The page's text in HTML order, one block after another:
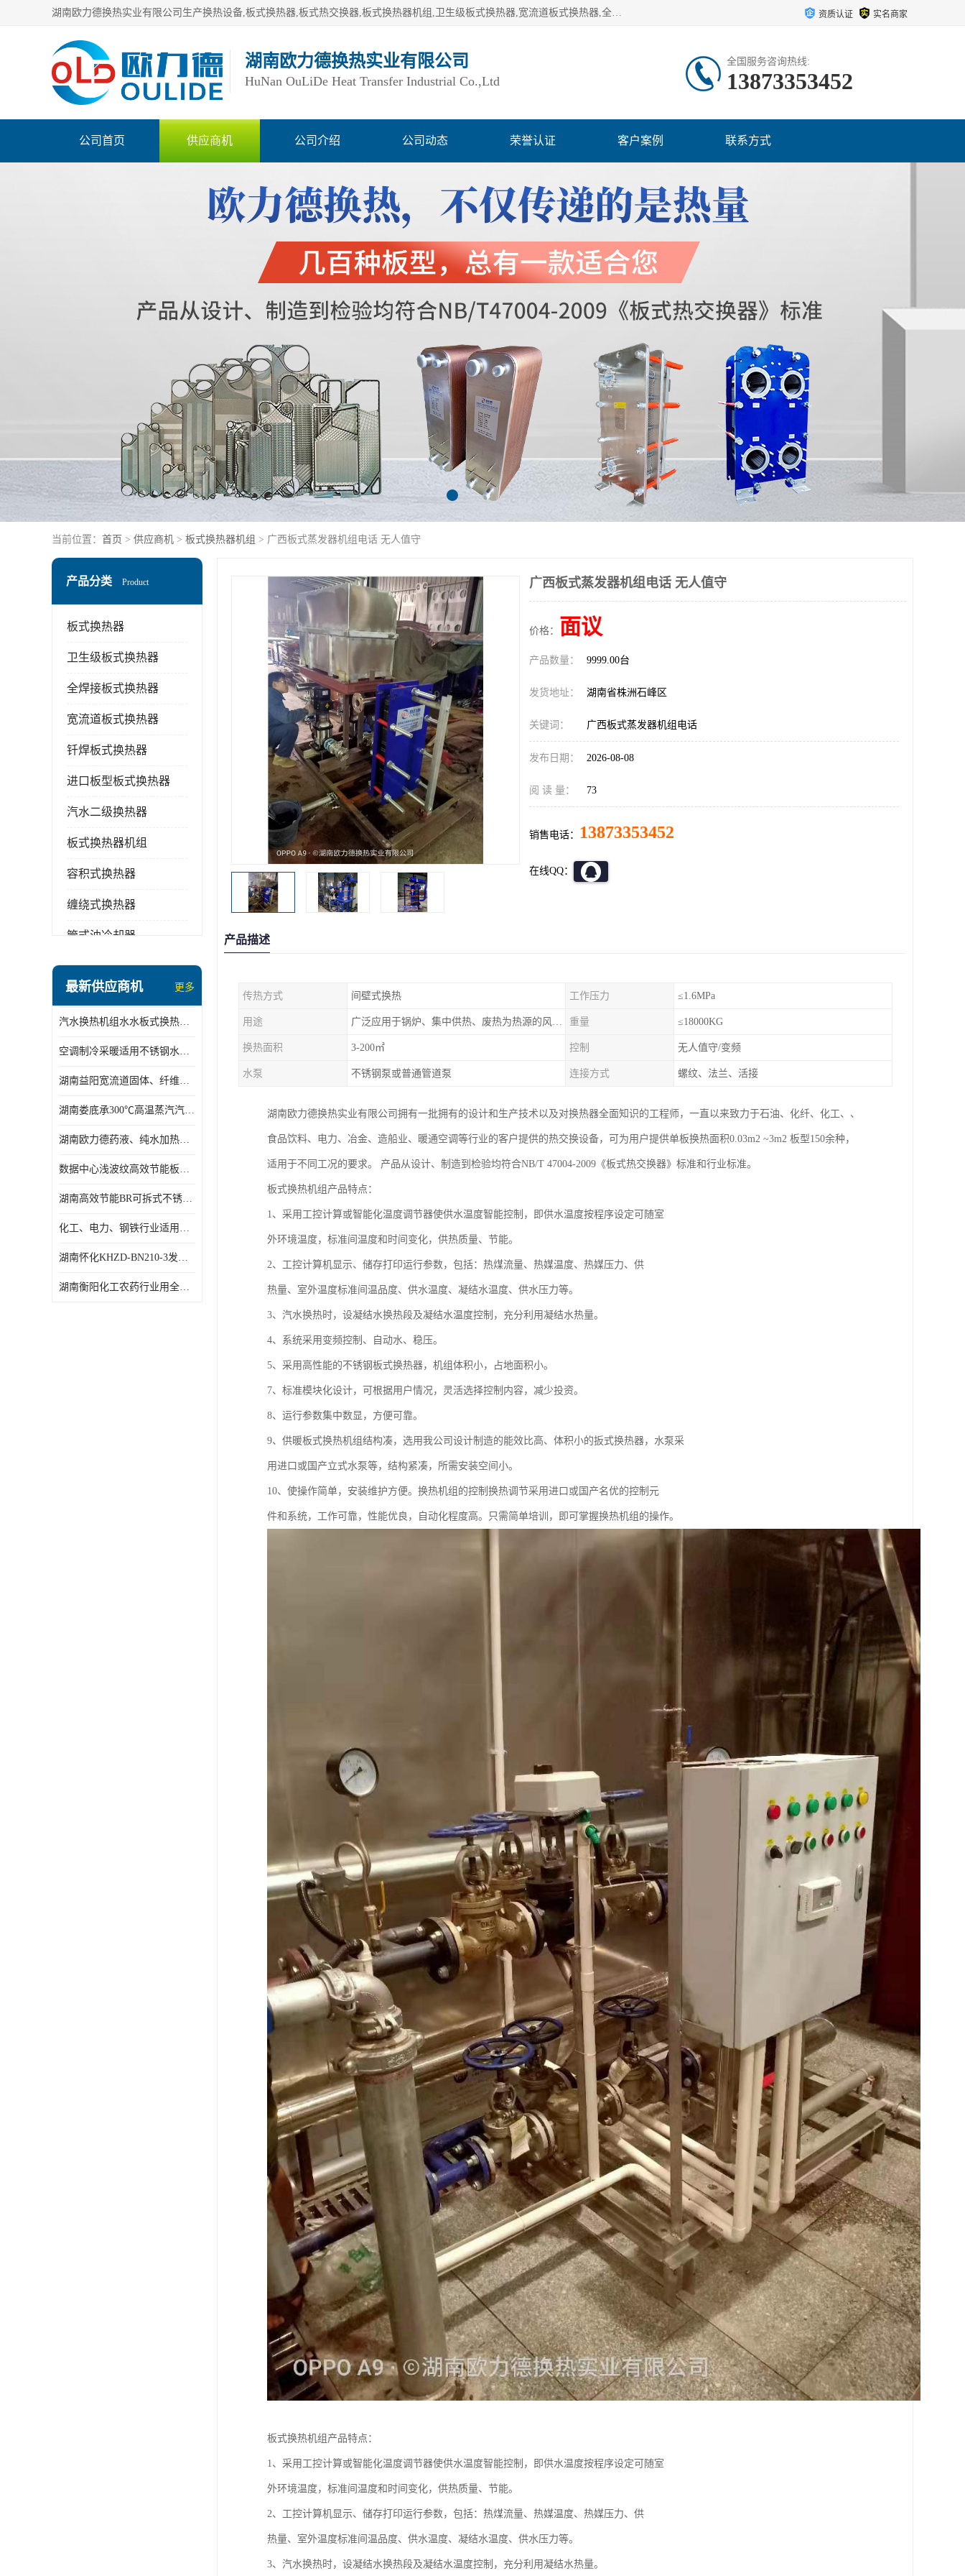
湖南欧力德换热实业有限公司生产换热设备,板式换热器,板式热交换器,板式换热器机组,卫生级板式换热器,宽流道板式换热器,全焊接板式换热器,钎焊板式换热器,钛材板式换热器,容积式换热器,盘管换热,不锈钢水箱,定压补水机组,变频供水机组等,用户覆盖：湖南、湖北、广西、广东、海南、云南、贵州等全国各地。 资质认证 实名商家
湖南欧力德换热实业有限公司
HuNan OuLiDe Heat Transfer Industrial Co.,Ltd
全国服务咨询热线:
13873353452
公司首页 供应商机 公司介绍 公司动态 荣誉认证 客户案例 联系方式
当前位置： 首页 > 供应商机 > 板式换热器机组 > 广西板式蒸发器机组电话 无人值守
产品分类 Product
板式换热器
卫生级板式换热器
全焊接板式换热器
宽流道板式换热器
钎焊板式换热器
进口板型板式换热器
汽水二级换热器
板式换热器机组
容积式换热器
缠绕式换热器
管式油冷却器
盘管换热
变频供水机组
汽水混合加热器
水处理设备
最新供应商机 更多
汽水换热机组水水板式换热机组板式热交换机组厂家专业定制
空调制冷采暖适用不锈钢水水汽水板式换热器
湖南益阳宽流道固体、纤维、浆状物质加热冷却冷凝蒸发板式换热器
湖南娄底承300℃高温蒸汽汽水二级换热器
湖南欧力德药液、纯水加热、冷却、蒸发及杀菌用卫生级板式换热器
数据中心浅波纹高效节能板式换热器
湖南高效节能BR可拆式不锈钢板式换热器厂家定制
化工、电力、钢铁行业适用冷却冷凝蒸发加热不锈钢可拆式板式换热器
湖南怀化KHZD-BN210-3发动机柴油冷却钎焊机板式热交换器
湖南衡阳化工农药行业用全焊接板式冷凝器专业定制
广西板式蒸发器机组电话 无人值守
价格： 面议
产品数量： 9999.00台
发货地址： 湖南省株洲石峰区
关键词： 广西板式蒸发器机组电话
发布日期： 2026-08-08
阅 读 量： 73
销售电话： 13873353452
在线QQ：
产品描述
传热方式 间壁式换热 工作压力 ≤1.6MPa
用途 广泛应用于锅炉、集中供热、废热为热源的风机盘管空调、散热器采暖、地板采暖、卫生热水等系统 重量 ≤18000KG
换热面积 3-200㎡ 控制 无人值守/变频
水泵 不锈钢泵或普通管道泵 连接方式 螺纹、法兰、活接
湖南欧力德换热实业有限公司拥有一批拥有的设计和生产技术以及对换热器全面知识的工程师，一直以来致力于石油、化纤、化工、、
食品饮料、电力、冶金、造船业、暖通空调等行业的客户提供的热交换设备，可为用户提供单板换热面积0.03m2 ~3m2 板型150余种，
适用于不同工况的要求。 产品从设计、制造到检验均符合NB/T 47004-2009《板式热交换器》标准和行业标准。
板式换热机组产品特点：
1、采用工控计算或智能化温度调节器使供水温度智能控制，即供水温度按程序设定可随室
外环境温度，标准间温度和时间变化，供热质量、节能。
2、工控计算机显示、储存打印运行参数，包括：热煤流量、热媒温度、热媒压力、供
热量、室外温度标准间温品度、供水温度、凝结水温度、供水压力等。
3、汽水换热时，设凝结水换热段及凝结水温度控制，充分利用凝结水热量。
4、系统采用变频控制、自动水、稳压。
5、采用高性能的不锈钢板式换热器，机组体积小，占地面积小。
7、标准模块化设计，可根据用户情况，灵活选择控制内容，减少投资。
8、运行参数集中数显，方便可靠。
9、供暖板式换热机组结构凑，选用我公司设计制造的能效比高、体积小的扳式换热器，水泵采
用进口或国产立式水泵等，结构紧凑，所需安装空间小。
10、使操作简单，安装维护方便。换热机组的控制换热调节采用进口或国产名优的控制元
件和系统，工作可靠，性能优良，自动化程度高。只需简单培训，即可掌握换热机组的操作。
板式换热机组产品特点：
1、采用工控计算或智能化温度调节器使供水温度智能控制，即供水温度按程序设定可随室
外环境温度，标准间温度和时间变化，供热质量、节能。
2、工控计算机显示、储存打印运行参数，包括：热煤流量、热媒温度、热媒压力、供
热量、室外温度标准间温品度、供水温度、凝结水温度、供水压力等。
3、汽水换热时，设凝结水换热段及凝结水温度控制，充分利用凝结水热量。